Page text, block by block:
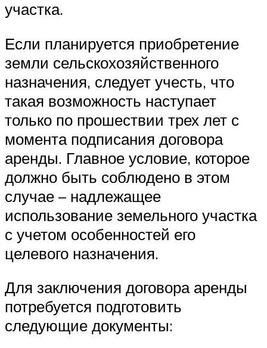
участка.
Если планируется приобретение
земли сельскохозяйственного
назначения, следует учесть, что
такая возможность наступает
только по прошествии трех лет с
момента подписания договора
аренды. Главное условие, которое
должно быть соблюдено в этом
случае – надлежащее
использование земельного участка
с учетом особенностей его
целевого назначения.
Для заключения договора аренды
потребуется подготовить
следующие документы: